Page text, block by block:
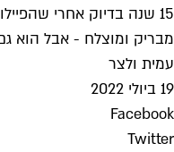
15 שנה בדיוק אחרי
מבריק ומוצלח - אבל הוא
עמית ולצר
19 ביולי 2022
Facebook
Twitter